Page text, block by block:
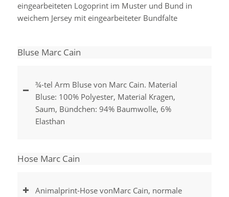
eingearbeiteten Logoprint im Muster und Bund in
weichem Jersey mit eingearbeiteter Bundfalte
Bluse Marc Cain
¾-tel Arm Bluse von Marc Cain. Material
Bluse: 100% Polyester, Material Kragen,
Saum, Bündchen: 94% Baumwolle, 6%
Elasthan
Hose Marc Cain
Animalprint-Hose vonMarc Cain, normale